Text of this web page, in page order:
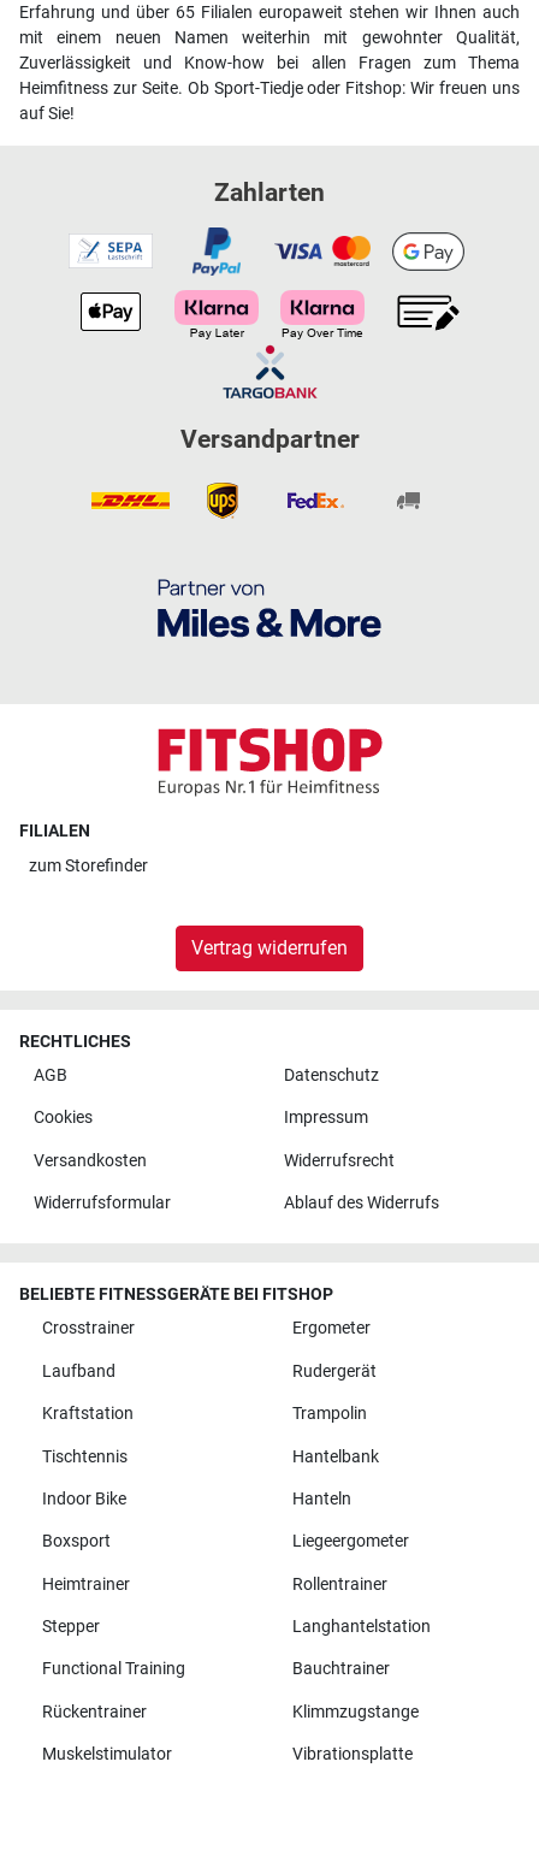
Erfahrung und über 65 Filialen europaweit stehen wir Ihnen auch
mit einem neuen Namen weiterhin mit gewohnter Qualität,
Zuverlässigkeit und Know-how bei allen Fragen zum Thema
Heimfitness zur Seite. Ob Sport-Tiedje oder Fitshop: Wir freuen uns
auf Sie!
Zahlarten
Versandpartner
FILIALEN
zumStorefinder
Vertrag widerrufen
RECHTLICHES
AGB
Datenschutz
Cookies Impressum
Versandkosten Widerrufsrecht
Widerrufsformular Ablauf des Widerrufs
BELIEBTE FITNESSGERÄTE BEI FITSHOP
Crosstrainer
Ergometer
Laufband Rudergerät
Kraftstation Trampolin
Tischtennis Hantelbank
Indoor Bike Hanteln
Boxsport Liegeergometer
Heimtrainer Rollentrainer
Stepper Langhantelstation
Functional Training Bauchtrainer
Rückentrainer Klimmzugstange
Muskelstimulator Vibrationsplatte